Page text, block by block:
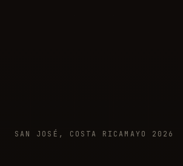
SAN JOSÉ, COSTA RICA MAYO 2026